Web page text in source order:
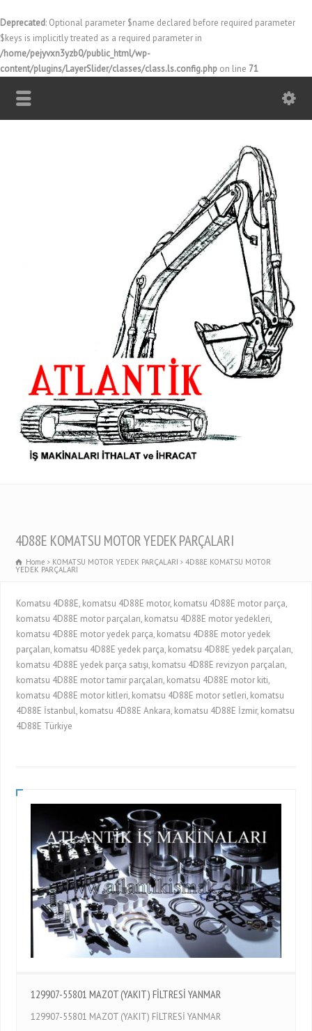
Deprecated: Optional parameter $name declared before required parameter
$keys is implicitly treated as a required parameter in
/home/pejyvxn3yzb0/public_html/wp-
content/plugins/LayerSlider/classes/class.ls.config.php on line 71
4D88E KOMATSU MOTOR YEDEK PARÇALARI
Home KOMATSU MOTOR YEDEK PARÇALARI 4D88E KOMATSU MOTOR
YEDEK PARÇALARI
Komatsu 4D88E, komatsu 4D88E motor, komatsu 4D88E motor parça,
komatsu 4D88E motor parçaları, komatsu 4D88E motor yedekleri,
komatsu 4D88E motor yedek parça, komatsu 4D88E motor yedek
parçaları, komatsu 4D88E yedek parça, komatsu 4D88E yedek parçaları,
komatsu 4D88E yedek parça satışı, komatsu 4D88E revizyon parçaları,
komatsu 4D88E motor tamir parçaları, komatsu 4D88E motor kiti,
komatsu 4D88E motor kitleri, komatsu 4D88E motor setleri, komatsu
4D88E İstanbul, komatsu 4D88E Ankara, komatsu 4D88E İzmir, komatsu
4D88E Türkiye
129907-55801 MAZOT (YAKIT) FİLTRESİ YANMAR
129907-55801 MAZOT (YAKIT) FİLTRESİ YANMAR